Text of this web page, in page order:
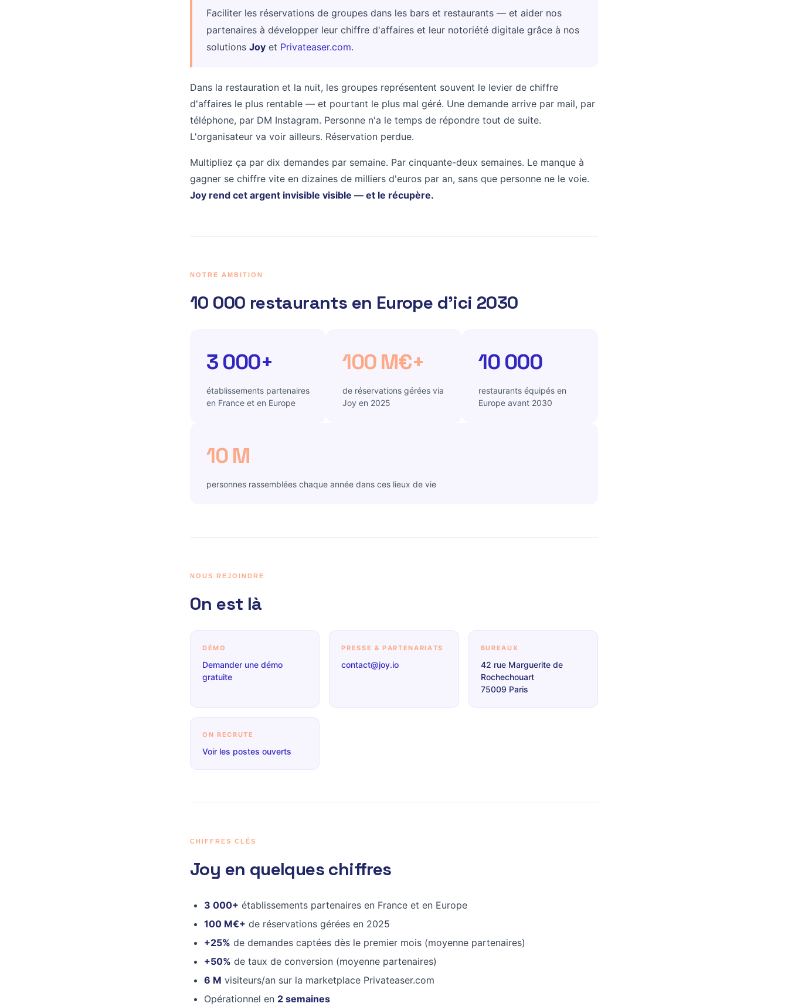
Faciliter les réservations de groupes dans les bars et restaurants — et aider nos
partenaires à développer leur chiffre d'affaires et leur notoriété digitale grâce à nos
solutions Joy et Privateaser.com.
Dans la restauration et la nuit, les groupes représentent souvent le levier de chiffre
d'affaires le plus rentable — et pourtant le plus mal géré. Une demande arrive par mail, par
téléphone, par DM Instagram. Personne n'a le temps de répondre tout de suite.
L'organisateur va voir ailleurs. Réservation perdue.
Multipliez ça par dix demandes par semaine. Par cinquante-deux semaines. Le manque à
gagner se chiffre vite en dizaines de milliers d'euros par an, sans que personne ne le voie.
Joy rend cet argent invisible visible — et le récupère.
NOTRE AMBITION
10 000 restaurants en Europe d'ici 2030
3 000+
établissements partenaires
en France et en Europe
100 M€+
de réservations gérées via
Joy en 2025
10 000
restaurants équipés en
Europe avant 2030
10 M
personnes rassemblées chaque année dans ces lieux de vie
NOUS REJOINDRE
On est là
DÉMO
Demander une démo
gratuite
PRESSE & PARTENARIATS
contact@joy.io
BUREAUX
42 rue Marguerite de
Rochechouart
75009 Paris
ON RECRUTE
Voir les postes ouverts
CHIFFRES CLÉS
Joy en quelques chiffres
3 000+ établissements partenaires en France et en Europe
100 M€+ de réservations gérées en 2025
+25% de demandes captées dès le premier mois (moyenne partenaires)
+50% de taux de conversion (moyenne partenaires)
6 M visiteurs/an sur la marketplace Privateaser.com
Opérationnel en 2 semaines